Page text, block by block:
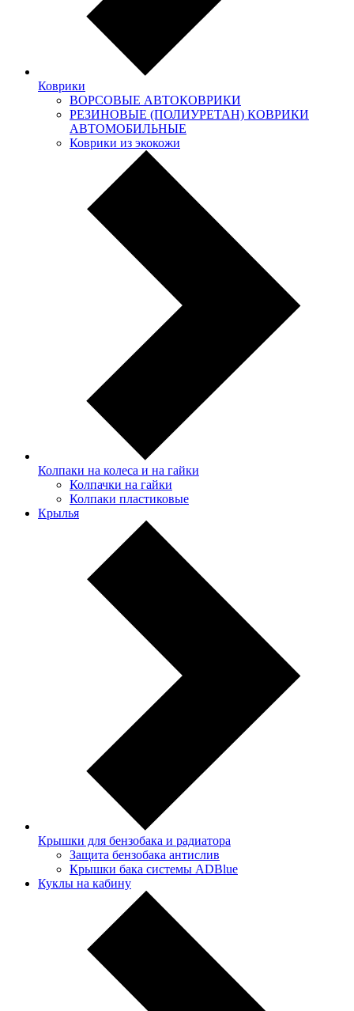
Коврики
ВОРСОВЫЕ АВТОКОВРИКИ
РЕЗИНОВЫЕ (ПОЛИУРЕТАН) КОВРИКИ
АВТОМОБИЛЬНЫЕ
Коврики из экокожи
Колпаки на колеса и на гайки
Колпачки на гайки
Колпаки пластиковые
Крылья
Крышки для бензобака и радиатора
Защита бензобака антислив
Крышки бака системы ADBlue
Куклы на кабину